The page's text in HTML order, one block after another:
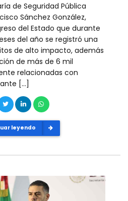
de Seguridad Pública
Sánchez González,
del Estado que durante
del año se registró una
de alto impacto, además
de más de 6 mil
relacionadas con
[…]
leyendo